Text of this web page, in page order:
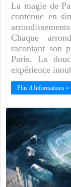
La magie de
contenue en
Chaque
racontant son
Paris. La
expérience
Plus d Informations »